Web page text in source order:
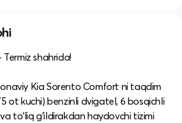
Termiz shahrida!
Kia Sorento Comfort ni taqdim
ot kuchi) benzinli dvigatel, 6 bosqichli
to‘liq g‘ildirakdan haydovchi tizimi